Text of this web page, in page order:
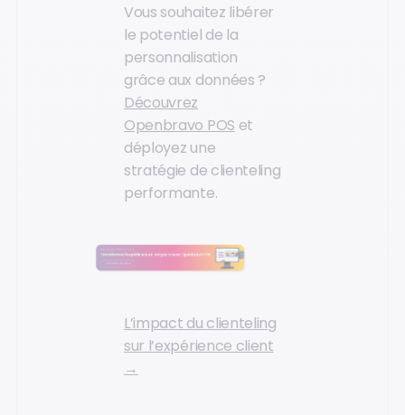
Vous souhaitez libérer
le potentiel de la
personnalisation
grâce aux données ?
Découvrez
Openbravo POS et
déployez une
stratégie de clienteling
performante.
L’impact du clienteling
sur l’expérience client
→